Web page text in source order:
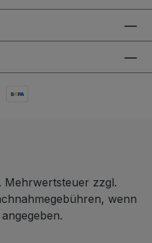
Mehrwertsteuer zzgl.
wenn